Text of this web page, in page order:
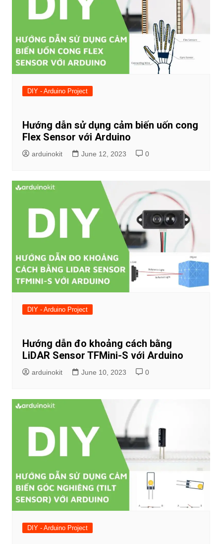
DIY - Arduino Project
Hướng dẫn sử dụng cảm biến uốn cong
Flex Sensor với Arduino
arduinokit June 12, 2023 0
DIY - Arduino Project
Hướng dẫn đo khoảng cách bằng
LiDAR Sensor TFMini-S với Arduino
arduinokit June 10, 2023 0
DIY - Arduino Project